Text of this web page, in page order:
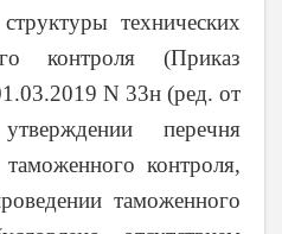
технических
контроля (Приказ
N 33н (ред. от
перечня
таможенного контроля,
таможенного